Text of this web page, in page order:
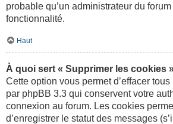
probable qu’un administrateur du
fonctionnalité.
Haut
À quoi sert « Supprimer les cookies
Cette option vous permet d’effacer
par phpBB 3.3 qui conservent votre
connexion au forum. Les cookies
d’enregistrer le statut des messages